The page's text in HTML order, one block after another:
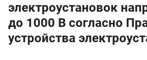
электроустановок
до 1000 В согласно
устройства